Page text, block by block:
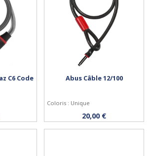
C6 Code
Acheter
Abus Câble 12/100
Coloris : Unique
20,00 €